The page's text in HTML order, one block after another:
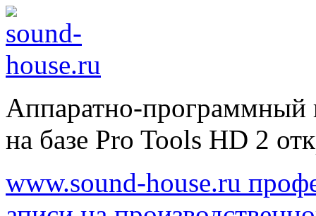
Аппаратно-программный
на базе Pro Tools HD 2
www.sound-house.ru